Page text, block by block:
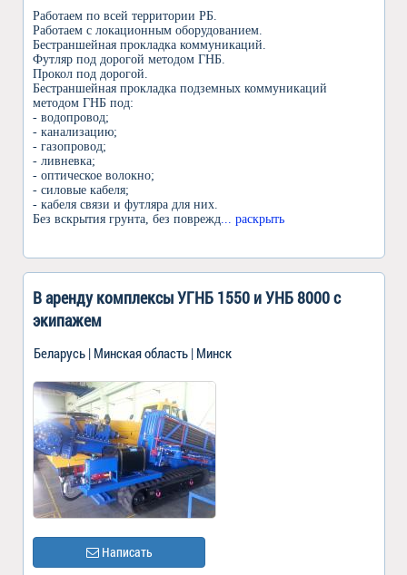
Работаем по всей территории РБ.
Работаем с локационным оборудованием.
Бестраншейная прокладка коммуникаций.
Футляр под дорогой методом ГНБ.
Прокол под дорогой.
Бестраншейная прокладка подземных коммуникаций
методом ГНБ под:
- водопровод;
- канализацию;
- газопровод;
- ливневка;
- оптическое волокно;
- силовые кабеля;
- кабеля связи и футляра для них.
Бeз вскрытия гpунта, без повpeжд ... раскрыть
В аренду комплексы УГНБ 1550 и УНБ 8000 с
экипажем
Беларусь | Минская область | Минск
Написать